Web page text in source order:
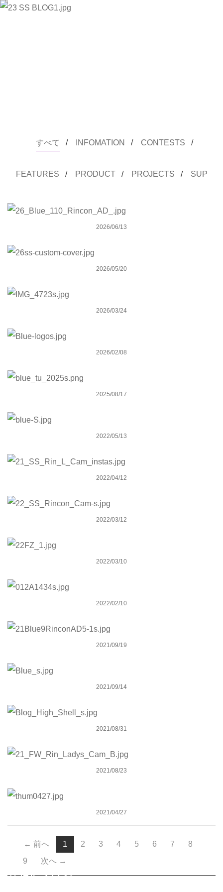
すべて / INFOMATION / CONTESTS /
FEATURES / PRODUCT / PROJECTS / SUP
今月の広告はスタイルマスターが選ぶ、1mmの解放感。
2026/06/13
2026.プロダクトページ更新のお知らせ
2026/05/20
Spring Summer campaign 2026
2026/03/24
雑誌Blue. 3月10日タイアップ掲載モデル
2026/02/08
Blue. winter wetsuitsﾀｲｱｯﾌﾟ企画掲載モデルについて
2025/08/17
2022/05/13
2022 spring summer ladys campaign
2022/04/12
2022 SPRING SUMMER CAMPAIGN
2022/03/12
2022/03/10
2022/02/10
advertising for Blue.mag
2021/09/19
2021/09/14
2021 Limited Winter Campaign
2021/08/31
EARLY WINTER CAMPAIGN 2021
2021/08/23
アパレル用意させて頂きました。
2021/04/27
← 前へ 1 （こ
の
ー
2 3 4 5 6 7
8
9
次へ →
TOPICS LIST